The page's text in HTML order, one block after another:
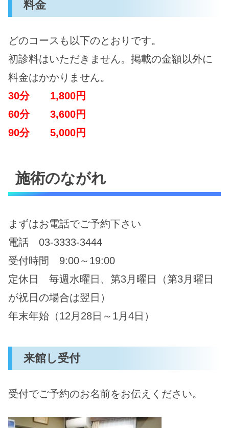
料金
どのコースも以下のとおりです。
初診料はいただきません。掲載の金額以外に
料金はかかりません。
30分 1,800円
60分 3,600円
90分 5,000円
施術のながれ
まずはお電話でご予約下さい
電話 03-3333-3444
受付時間 9:00～19:00
定休日 毎週水曜日、第3月曜日（第3月曜日
が祝日の場合は翌日）
年末年始（12月28日～1月4日）
来館し受付
受付でご予約のお名前をお伝えください。